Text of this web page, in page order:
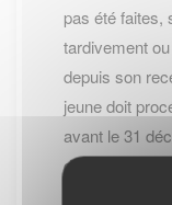
pas été faites,
tardivement
depuis son
jeune doit
avant le 31
d'instance